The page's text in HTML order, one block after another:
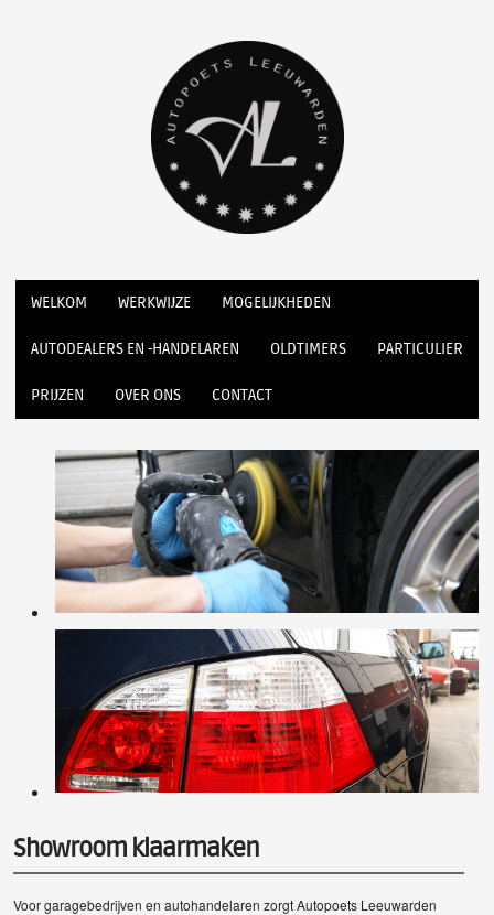
WELKOM WERKWIJZE MOGELIJKHEDEN
AUTODEALERS EN -HANDELAREN OLDTIMERS PARTICULIER
PRIJZEN OVER ONS CONTACT
Showroom klaarmaken
Voor garagebedrijven en autohandelaren zorgt Autopoets Leeuwarden